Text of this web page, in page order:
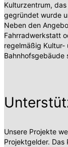
Kulturzentrum,
gegründet wurde
Neben den
Fahrradwerkstatt
regelmäßig Kultur-
Bahnhofsgebäude
Unsere Projekte
Projektgelder.